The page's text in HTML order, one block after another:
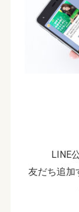
LINE
友だち追加